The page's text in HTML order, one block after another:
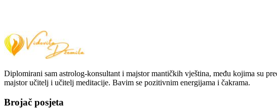
Diplomirani sam astrolog-konsultant i majstor mantičkih vještina, među kojima su
majstor učitelj i učitelj meditacije. Bavim se pozitivnim energijama i čakrama.
Brojač posjeta